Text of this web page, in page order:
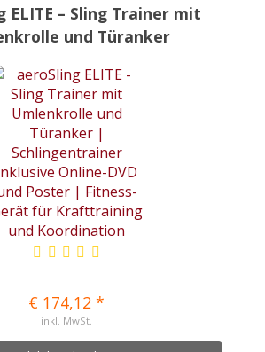
ELITE – Sling Trainer mit
und Türanker
€ 174,12 *
inkl. MwSt.